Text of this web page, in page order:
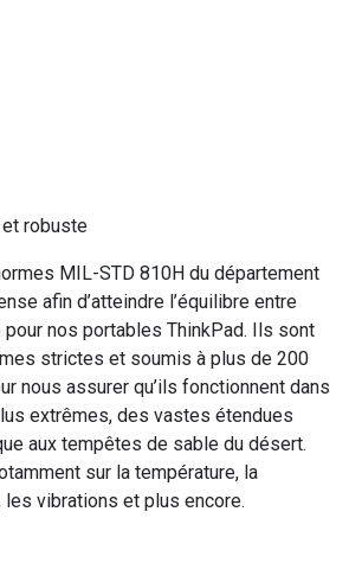
robuste
MIL-STD 810H du département
afin d’atteindre l’équilibre entre
nos portables ThinkPad. Ils sont
strictes et soumis à plus de 200
nous assurer qu’ils fonctionnent dans
extrêmes, des vastes étendues
aux tempêtes de sable du désert.
sur la température, la
les vibrations et plus encore.